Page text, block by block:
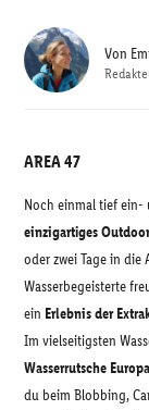
AREA 47
Noch einmal tief ein-
einzigartiges
oder zwei Tage in
Wasserbegeisterte
ein Erlebnis der
Im vielseitigsten
Wasserrutsche
du beim Blobbing,
Von